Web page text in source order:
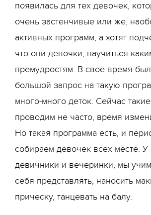
появилась для тех девочек,
очень застенчивые или же,
активных программ, а хотят
что они девочки, научиться
премудростям. В своё время
большой запрос на такую
много-много деток. Сейчас
проводим не часто, время
Но такая программа есть, и
собираем девочек всех месте. У
девичники и вечеринки, мы
себя представлять, наносить
прическу, танцевать на балу.